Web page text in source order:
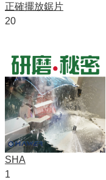
正確擺放鋸片
20
SHA
1